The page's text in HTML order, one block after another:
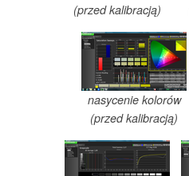
(przed kalibracją)
nasycenie kolorów
(przed kalibracją)